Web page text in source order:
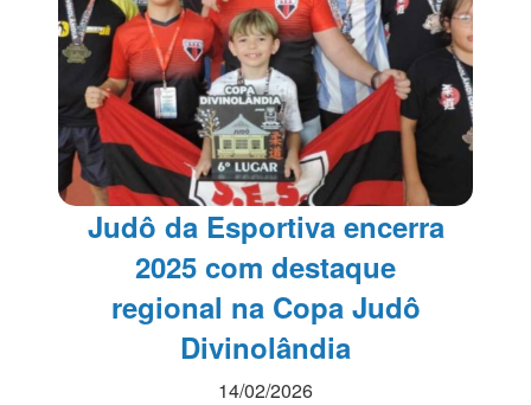
Judô da Esportiva encerra
2025 com destaque
regional na Copa Judô
Divinolândia
14/02/2026